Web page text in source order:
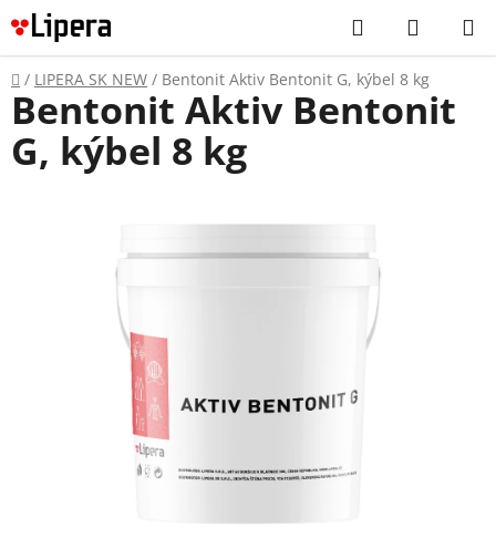
Prejsť
na
obsah
Hľadať
KOŠÍK
Domov
/ LIPERA SK NEW / Bentonit Aktiv Bentonit G, kýbel 8 kg
Bentonit Aktiv Bentonit
G, kýbel 8 kg